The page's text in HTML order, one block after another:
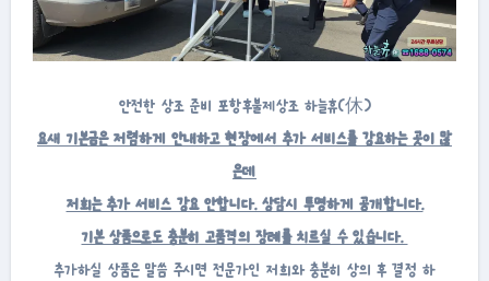
안전한 상조 준비 포항후불제상조 하늘휴(休)
요새 기본금은 저렴하게 안내하고 현장에서 추가 서비스를 강요하는 곳이 많
은데
저희는 추가 서비스 강요 안합니다. 상담시 투명하게 공개합니다.
기본 상품으로도 충분히 고품격의 장례를 치르실 수 있습니다.
추가하실 상품은 말씀 주시면 전문가인 저희와 충분히 상의 후 결정 하